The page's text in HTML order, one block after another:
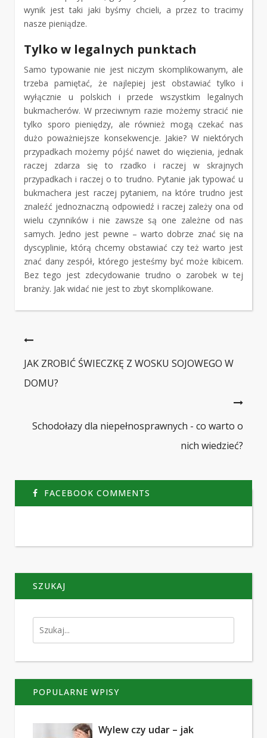
wynik jest taki jaki byśmy chcieli, a przez to tracimy
nasze pieniądze.
Tylko w legalnych punktach
Samo typowanie nie jest niczym skomplikowanym, ale
trzeba pamiętać, że najlepiej jest obstawiać tylko i
wyłącznie u polskich i przede wszystkim legalnych
bukmacherów. W przeciwnym razie możemy stracić nie
tylko sporo pieniędzy, ale również mogą czekać nas
dużo poważniejsze konsekwencje. Jakie? W niektórych
przypadkach możemy pójść nawet do więzienia, jednak
raczej zdarza się to rzadko i raczej w skrajnych
przypadkach i raczej o to trudno. Pytanie jak typować u
bukmachera jest raczej pytaniem, na które trudno jest
znaleźć jednoznaczną odpowiedź i raczej zależy ona od
wielu czynników i nie zawsze są one zależne od nas
samych. Jedno jest pewne – warto dobrze znać się na
dyscyplinie, którą chcemy obstawiać czy też warto jest
znać dany zespół, którego jesteśmy być może kibicem.
Bez tego jest zdecydowanie trudno o zarobek w tej
branży. Jak widać nie jest to zbyt skomplikowane.
JAK ZROBIĆ ŚWIECZKĘ Z WOSKU SOJOWEGO W
DOMU?
Schodołazy dla niepełnosprawnych - co warto o
nich wiedzieć?
FACEBOOK COMMENTS
SZUKAJ
POPULARNE WPISY
Wylew czy udar – jak